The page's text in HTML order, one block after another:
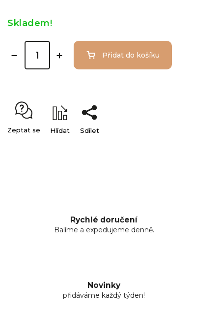
Skladem!
Přidat do košíku
Zeptat se Hlídat Sdílet
Rychlé doručení
Balíme a expedujeme denně.
Novinky
přidáváme každý týden!